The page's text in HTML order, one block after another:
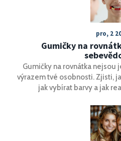
pro, 2
Gumičky na
Gumičky na rovnátka nejsou
výrazem tvé osobnosti. Zjisti,
jak vybírat barvy a jak